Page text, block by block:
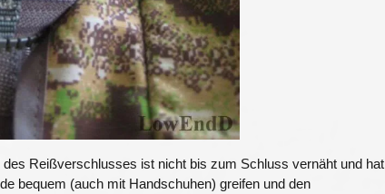
Reißverschlusses ist nicht bis zum Schluss vernäht und hat
bequem (auch mit Handschuhen) greifen und den